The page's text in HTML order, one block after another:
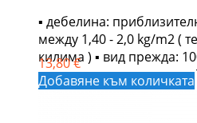
▪ дебелина:
между 1,40 - 2,0 kg/m2 (
килима ) ▪ вид прежда:
страна на
13,80 €
Добавяне към количката